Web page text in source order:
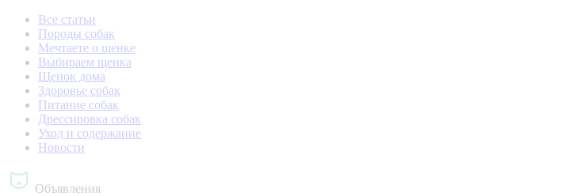
Все статьи
Породы собак
Мечтаете о щенке
Выбираем щенка
Щенок дома
Здоровье собак
Питание собак
Дрессировка собак
Уход и содержание
Новости
Объявления